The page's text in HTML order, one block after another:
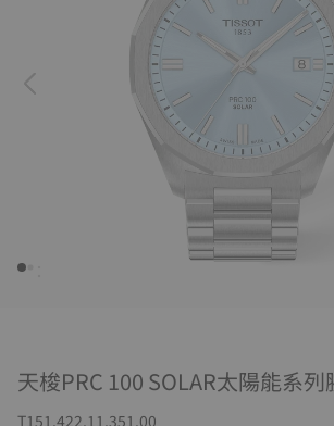
天梭PRC 100 SOLAR太陽能系列
T151.422.11.351.00